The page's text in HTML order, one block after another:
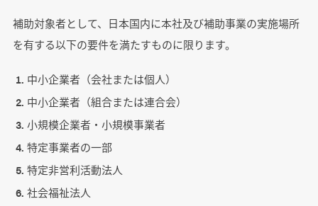
補助対象者として、日本国内に本社及び補助事業の実施場所
を有する以下の要件を満たすものに限ります。
中小企業者（会社または個人）
中小企業者（組合または連合会）
小規模企業者・小規模事業者
特定事業者の一部
特定非営利活動法人
社会福祉法人